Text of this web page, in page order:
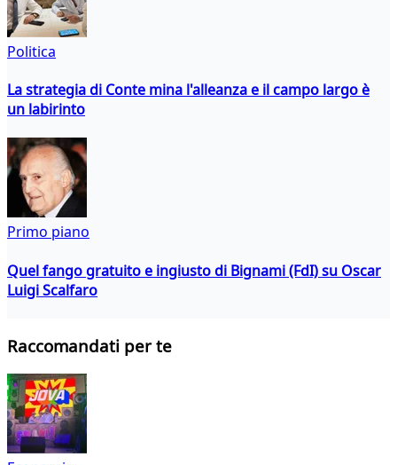
Politica
La strategia di Conte mina l'alleanza e il campo largo è
un labirinto
Primo piano
Quel fango gratuito e ingiusto di Bignami (FdI) su Oscar
Luigi Scalfaro
Raccomandati per te